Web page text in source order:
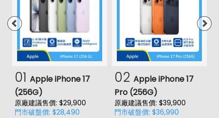
01 Apple iPhone 17
(256G)
原廠建議售價: $29,900
門市破盤價: $28,490
02 Apple iPhone 17
Pro (256G)
原廠建議售價: $39,900
門市破盤價: $36,990